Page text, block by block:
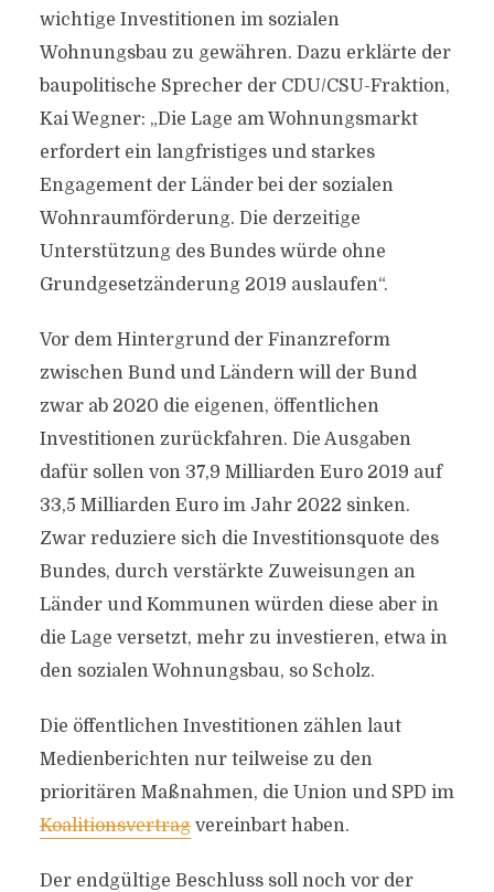
wichtige Investitionen im sozialen
Wohnungsbau zu gewähren. Dazu erklärte der
baupolitische Sprecher der CDU/CSU-Fraktion,
Kai Wegner: „Die Lage am Wohnungsmarkt
erfordert ein langfristiges und starkes
Engagement der Länder bei der sozialen
Wohnraumförderung. Die derzeitige
Unterstützung des Bundes würde ohne
Grundgesetzänderung 2019 auslaufen“.
Vor dem Hintergrund der Finanzreform
zwischen Bund und Ländern will der Bund
zwar ab 2020 die eigenen, öffentlichen
Investitionen zurückfahren. Die Ausgaben
dafür sollen von 37,9 Milliarden Euro 2019 auf
33,5 Milliarden Euro im Jahr 2022 sinken.
Zwar reduziere sich die Investitionsquote des
Bundes, durch verstärkte Zuweisungen an
Länder und Kommunen würden diese aber in
die Lage versetzt, mehr zu investieren, etwa in
den sozialen Wohnungsbau, so Scholz.
Die öffentlichen Investitionen zählen laut
Medienberichten nur teilweise zu den
prioritären Maßnahmen, die Union und SPD im
Koalitionsvertragvereinbart haben.
Der endgültige Beschluss soll noch vor der